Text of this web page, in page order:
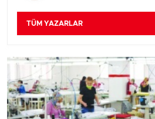
TÜM YAZARLAR